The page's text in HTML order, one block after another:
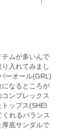
テムが多いんで
入れてみまし
ーオール(GRL)
なるところが
ンプレックス
ップス(SHEI
れるバランス
底サンダルで